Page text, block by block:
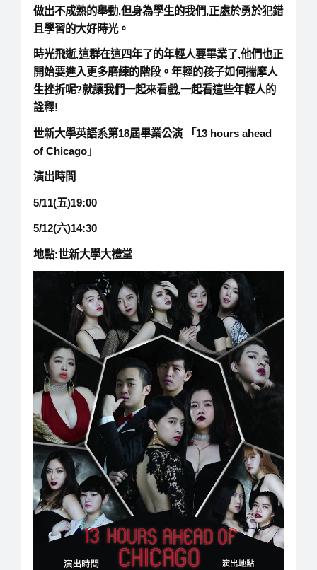
做出不成熟的舉動,但身為學生的我們,正處於勇於犯錯
且學習的大好時光。
時光飛逝,這群在這四年了的年輕人要畢業了,他們也正
開始要進入更多磨練的階段。年輕的孩子如何揣摩人
生挫折呢?就讓我們一起來看戲,一起看這些年輕人的
詮釋!
世新大學英語系第18屆畢業公演 「13 hours ahead
of Chicago」
演出時間
5/11(五)19:00
5/12(六)14:30
地點:世新大學大禮堂